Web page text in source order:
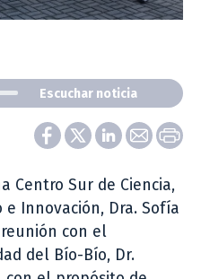
Escuchar noticia
Centro Sur de Ciencia,
Innovación, Dra. Sofía
con el
del Bío-Bío, Dr.